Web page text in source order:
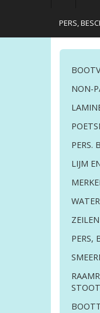
PERS,
NON-
PERS.
LIJM
PERS,